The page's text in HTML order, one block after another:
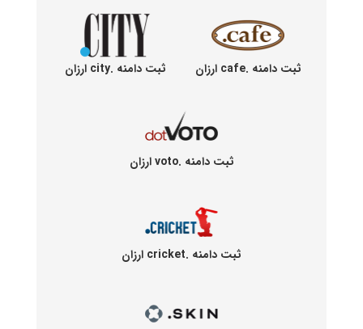
ثبت دامنه .cafe ارزان ثبت دامنه .city ارزان
ثبت دامنه .voto ارزان
ثبت دامنه .cricket ارزان